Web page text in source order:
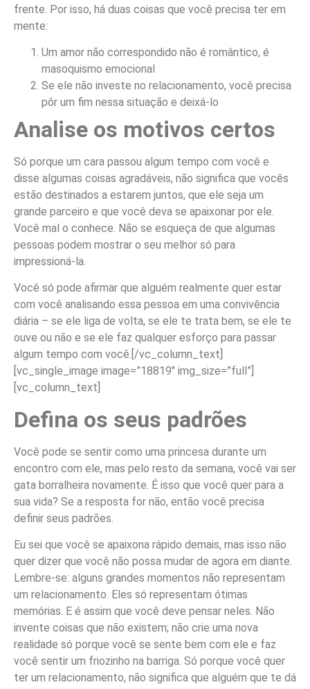
frente. Por isso, há duas coisas que você precisa ter em
mente:
Um amor não correspondido não é romântico, é
masoquismo emocional
Se ele não investe no relacionamento, você precisa
pôr um fim nessa situação e deixá-lo
Analise os motivos certos
Só porque um cara passou algum tempo com você e
disse algumas coisas agradáveis, não significa que vocês
estão destinados a estarem juntos, que ele seja um
grande parceiro e que você deva se apaixonar por ele.
Você mal o conhece. Não se esqueça de que algumas
pessoas podem mostrar o seu melhor só para
impressioná-la.
Você só pode afirmar que alguém realmente quer estar
com você analisando essa pessoa em uma convivência
diária – se ele liga de volta, se ele te trata bem, se ele te
ouve ou não e se ele faz qualquer esforço para passar
algum tempo com você. [/vc_column_text]
[vc_single_image image=”18819″ img_size=”full”]
[vc_column_text]
Defina os seus padrões
Você pode se sentir como uma princesa durante um
encontro com ele, mas pelo resto da semana, você vai ser
gata borralheira novamente. É isso que você quer para a
sua vida? Se a resposta for não, então você precisa
definir seus padrões.
Eu sei que você se apaixona rápido demais, mas isso não
quer dizer que você não possa mudar de agora em diante.
Lembre-se: alguns grandes momentos não representam
um relacionamento. Eles só representam ótimas
memórias. E é assim que você deve pensar neles. Não
invente coisas que não existem; não crie uma nova
realidade só porque você se sente bem com ele e faz
você sentir um friozinho na barriga. Só porque você quer
ter um relacionamento, não significa que alguém que te dá